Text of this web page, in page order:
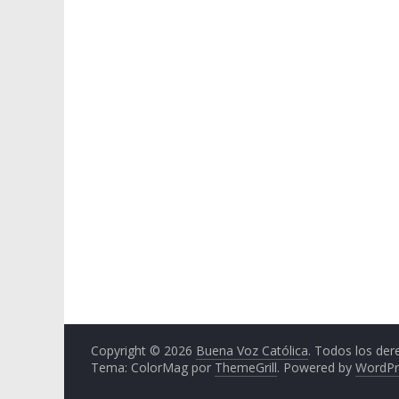
Copyright © 2026 Buena Voz Católica. Todos los
Tema: ColorMag por ThemeGrill. Powered by